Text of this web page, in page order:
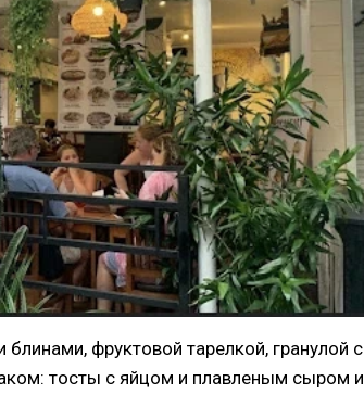
фруктовой тарелкой, гранулой с
тосты с яйцом и плавленым сыром и